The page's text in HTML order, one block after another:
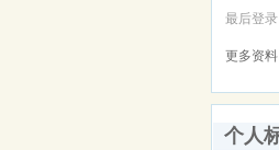
最后登
更多资料
个人